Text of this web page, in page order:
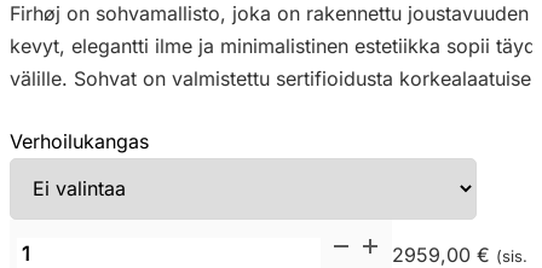
Firhøj on sohvamallisto, joka on rakennettu
kevyt, elegantti ilme ja minimalistinen estetiikka sopii
välille. Sohvat on valmistettu sertifioidusta
Verhoilukangas
FDB
2959,00 € (sis.